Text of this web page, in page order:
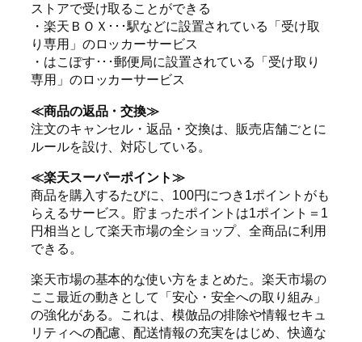
ストアで受け取ることができる
・楽天ＢＯＸ･･･駅などに設置されている「受け取
り専用」のロッカーサービス
・はこぽす･･･郵便局に設置されている「受け取り
専用」のロッカーサービス
≪商品の返品・交換≫
注文のキャンセル・返品・交換は、販売店舗ごとに
ルールを設け、対応している。
≪楽天スーパーポイント≫
商品を購入するたびに、100円につき1ポイントがも
らえるサービス。貯まったポイントは1ポイント＝1
円相当として楽天市場の全ショップ、全商品に利用
できる。
楽天市場の基本的な使い方をまとめた。楽天市場の
ここ最近の動きとして「安心・安全への取り組み」
の強化がある。これは、模倣品の排除や情報セキュ
リティへの配慮、配送情報の充実をはじめ、快適な